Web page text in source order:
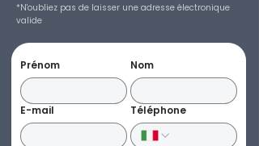
*N'oubliez pas de laisser une adresse électronique
valide
Prénom Nom
E-mail Téléphone